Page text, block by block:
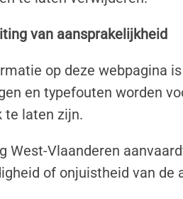
van aansprakelijkheid
op deze webpagina
en typefouten worden
te laten zijn.
West-Vlaanderen
of onjuistheid van de